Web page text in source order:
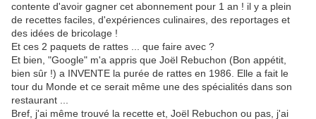
contente d'avoir gagner cet abonnement pour 1 an ! il y a plein
de recettes faciles, d'expériences culinaires, des reportages et
des idées de bricolage !
Et ces 2 paquets de rattes ... que faire avec ?
Et bien, "Google" m'a appris que Joël Rebuchon (Bon appétit,
bien sûr !) a INVENTE la purée de rattes en 1986. Elle a fait le
tour du Monde et ce serait même une des spécialités dans son
restaurant ...
Bref, j'ai même trouvé la recette et, Joël Rebuchon ou pas, j'ai